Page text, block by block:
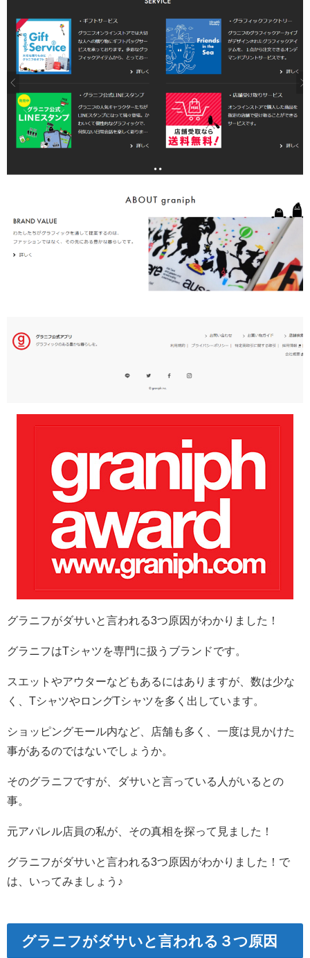
グラニフがダサいと言われる3つ原因がわかりました！
グラニフはTシャツを専門に扱うブランドです。
スエットやアウターなどもあるにはありますが、数は少な
く、TシャツやロングTシャツを多く出しています。
ショッピングモール内など、店舗も多く、一度は見かけた
事があるのではないでしょうか。
そのグラニフですが、ダサいと言っている人がいるとの
事。
元アパレル店員の私が、その真相を探って見ました！
グラニフがダサいと言われる3つ原因がわかりました！で
は、いってみましょう♪
グラニフがダサいと言われる３つ原因